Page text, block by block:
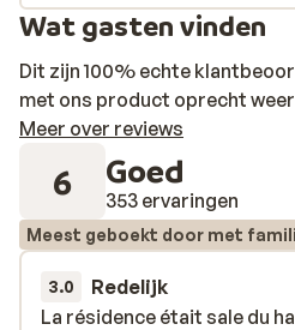
Wat gasten vinden
Dit zijn 100% echte
met ons product oprecht
Meer over reviews
6 Goed
353 ervaringen
Meest geboekt door met
3.0 Redelijk
La résidence était sale du
La résidence était sale du